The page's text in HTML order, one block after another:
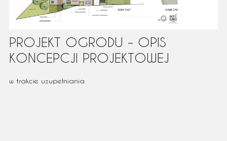
PROJEKT OGRODU – OPIS
KONCEPCJI PROJEKTOWEJ
w trakcie uzupełniania